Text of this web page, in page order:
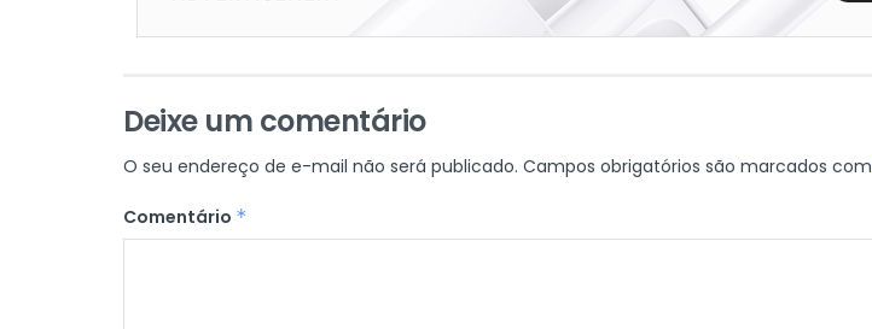
Deixe um comentário
O seu endereço de e-mail não será publicado. Campos obrigatórios são marcados com
Comentário *